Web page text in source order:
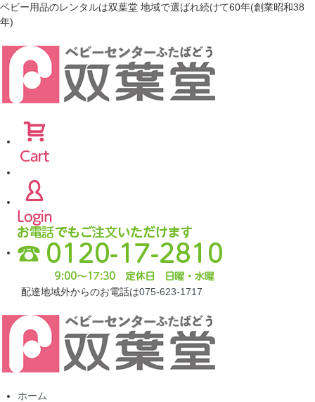
ベビー用品のレンタルは双葉堂 地域で選ばれ続けて60年(創業昭和38
年)
配達地域外からのお電話は075-623-1717
ホーム